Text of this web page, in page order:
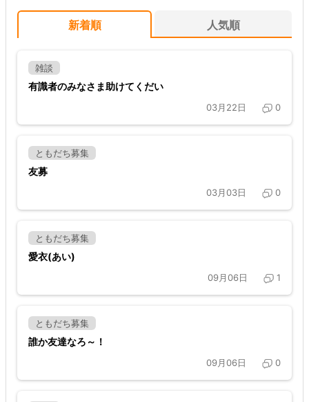
新着順 人気順
雑談
有識者のみなさま助けてくだい
03月22日 0
ともだち募集
友募
03月03日 0
ともだち募集
愛衣(あい)
09月06日 1
ともだち募集
誰か友達なろ～！
09月06日 0